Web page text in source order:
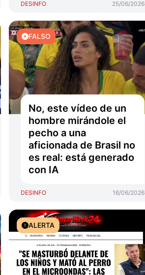
DESINFO 25/06/2026
FALSO
No, este vídeo de un
hombre mirándole el
pecho a una
aficionada de Brasil no
es real: está generado
con IA
DESINFO 16/06/2026
ALERTA